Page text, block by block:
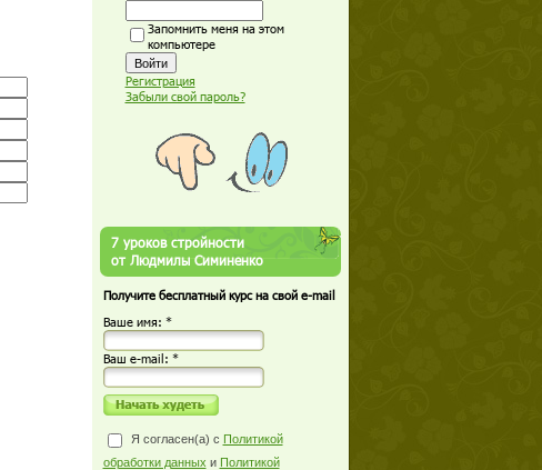
Запомнить меня на этом
компьютере
Регистрация
Забыли свой пароль?
7 уроков стройности
от Людмилы Симиненко
Получите бесплатный курс на свой e-mail
Ваше имя: *
Ваш е-mail: *
Я согласен(а) с Политикой
обработки данных и Политикой